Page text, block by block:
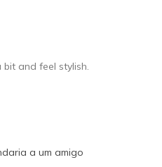
and feel stylish.
a um amigo